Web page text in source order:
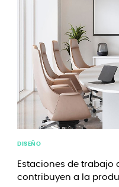
DISEÑO
Estaciones de trabajo
contribuyen a la